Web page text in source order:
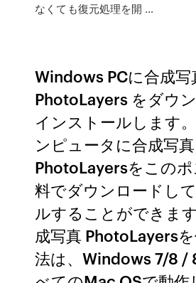
なくても復元処理を開 …
Windows PCに合成写
PhotoLayers をダウ
インストールします
ンピュータに合成写真
PhotoLayersをこの
料でダウンロードし
ルすることができま
成写真 PhotoLayers
法は、Windows 7/8 /